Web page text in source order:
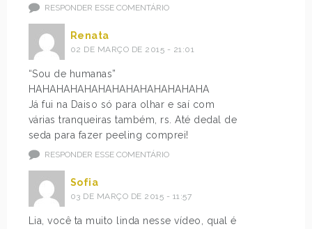
RESPONDER ESSE COMENTÁRIO
Renata
02 DE MARÇO DE 2015 - 21:01
“Sou de humanas”
HAHAHAHAHAHAHAHAHAHAHAHAHA
Já fui na Daiso só para olhar e saí com
várias tranqueiras também, rs. Até dedal de
seda para fazer peeling comprei!
RESPONDER ESSE COMENTÁRIO
Sofia
03 DE MARÇO DE 2015 - 11:57
Lia, você ta muito linda nesse vídeo, qual é